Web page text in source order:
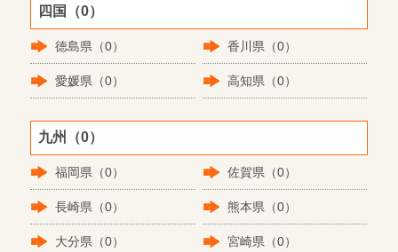
四国（0）
徳島県（0） 香川県（0）
愛媛県（0） 高知県（0）
九州（0）
福岡県（0） 佐賀県（0）
長崎県（0） 熊本県（0）
大分県（0） 宮崎県（0）